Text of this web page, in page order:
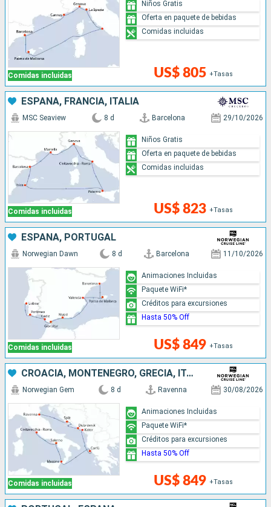
Comidas incluidas US$ 805 +Tasas
Niños Gratis
Oferta en paquete de bebidas
Comidas incluidas
ESPAÑA, FRANCIA, ITALIA
Comidas incluidas
MSC Seaview 8 d Barcelona 29/10/2026
US$ 823 +Tasas
Niños Gratis
Oferta en paquete de bebidas
Comidas incluidas
ESPAÑA, PORTUGAL
Comidas incluidas
Norwegian Dawn 8 d Barcelona 11/10/2026
US$ 849 +Tasas
Animaciones Incluidas
Paquete WiFi*
Créditos para excursiones
Hasta 50% Off
CROACIA, MONTENEGRO, GRECIA, ITALIA
Comidas incluidas
Norwegian Gem 8 d Ravenna 30/08/2026
US$ 849 +Tasas
Animaciones Incluidas
Paquete WiFi*
Créditos para excursiones
Hasta 50% Off